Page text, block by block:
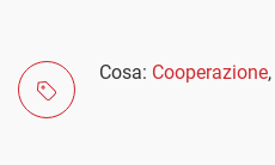
Cosa: Cooperazione,